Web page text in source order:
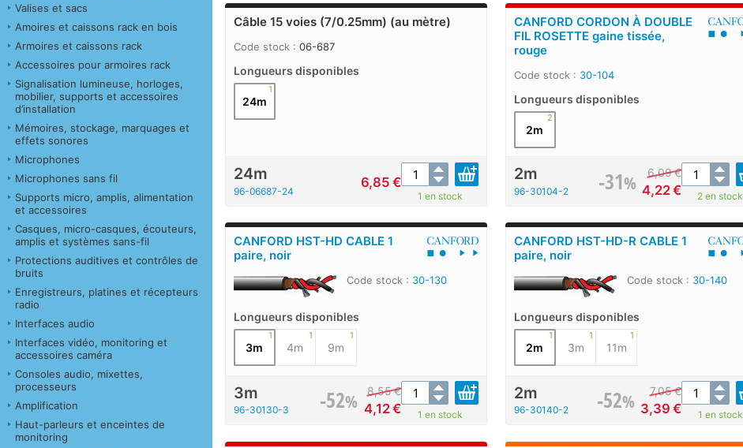
Valises et sacs
Amoires et caissons rack en bois
Armoires et caissons rack
Accessoires pour armoires rack
Signalisation lumineuse, horloges,
mobilier, supports et accessoires
d’installation
Mémoires, stockage, marquages et
effets sonores
Microphones
Microphones sans fil
Supports micro, amplis, alimentation
et accessoires
Casques, micro-casques, écouteurs,
amplis et systèmes sans-fil
Protections auditives et contrôles de
bruits
Enregistreurs, platines et récepteurs
radio
Interfaces audio
Interfaces vidéo, monitoring et
accessoires caméra
Consoles audio, mixettes,
processeurs
Amplification
Haut-parleurs et enceintes de
monitoring
Câble 15 voies (7/0.25mm) (au mètre)
Code stock :06-687
Longueurs disponibles
1
24m
24m
96-06687-24
6,85 €
1 en stock
CANFORD CORDON À DOUBLE
FIL ROSETTE gaine tissée,
rouge
Code stock : 30-104
Longueurs disponibles
2
2m
2m
96-30104-2 -31% 6,09€
4,22€ 2 en stock
CANFORD HST-HD CABLE 1
paire, noir
Code stock : 30-130
Longueurs disponibles
1
3m
1
4m
1
9m
3m
96-30130-3 -52% 8,55€
4,12€ 1 en stock
CANFORD HST-HD-R CABLE 1
paire, noir
Code stock : 30-140
Longueurs disponibles
1
2m
1
3m
1
11m
2m
96-30140-2 -52% 7,05€
3,39€ 1 en stock